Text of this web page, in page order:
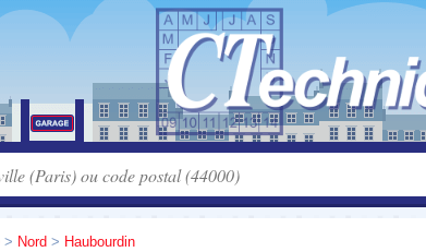
> Nord > Haubourdin